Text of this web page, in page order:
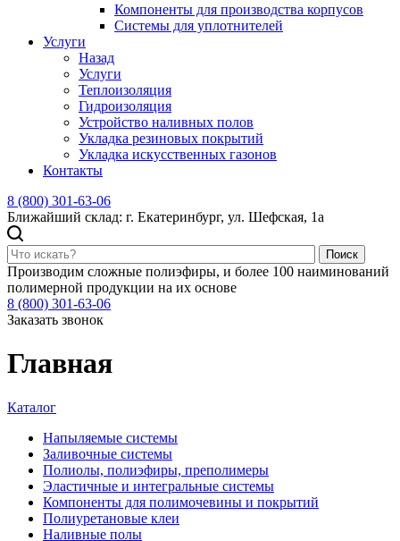
Компоненты для производства корпусов
Системы для уплотнителей
Услуги
Назад
Услуги
Теплоизоляция
Гидроизоляция
Устройство наливных полов
Укладка резиновых покрытий
Укладка искусственных газонов
Контакты
8 (800) 301-63-06
Ближайший склад: г. Екатеринбург, ул. Шефская, 1а
Поиск
Производим сложные полиэфиры, и более 100 наиминований
полимерной продукции на их основе
8 (800) 301-63-06
Заказать звонок
Главная
Каталог
Напыляемые системы
Заливочные системы
Полиолы, полиэфиры, преполимеры
Эластичные и интегральные системы
Компоненты для полимочевины и покрытий
Полиуретановые клеи
Наливные полы